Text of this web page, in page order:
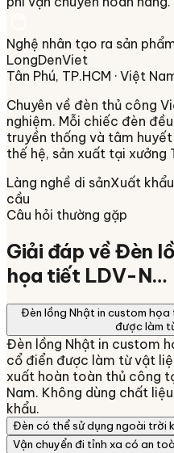
Nghệ nhân tạo ra sản
LongDenViet
Tân Phú, TP.HCM · Việt
Chuyên về đèn thủ công
nghiệm. Mỗi chiếc đèn
truyền thống và tâm
thế hệ, sản xuất tại xưởng
Làng nghề di sảnXuất
cầu
Câu hỏi thường gặp
Giải đáp vềĐèn
họa tiết LDV-N…
Đèn lồng Nhật in custom
được làm
Đèn lồng Nhật in custom
cổ điển được làm từ vật
xuất hoàn toàn thủ công
Nam. Không dùng chất
khẩu.
Đèn có thể sử dụng ngoài trời
Vận chuyển đi tỉnh xa có an